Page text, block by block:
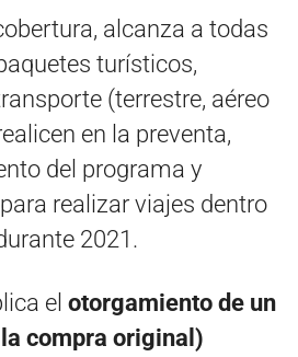
alcanza a todas
turísticos,
(terrestre, aéreo
en la preventa,
del programa y
realizar viajes dentro
2021.
el otorgamiento de un
compra original)